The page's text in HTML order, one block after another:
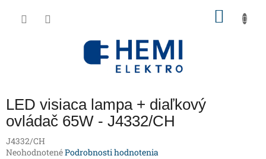
LED visiaca lampa + diaľkový
ovládač 65W - J4332/CH
J4332/CH
Priemerné
NeohodnotenéPodrobnosti hodnotenia